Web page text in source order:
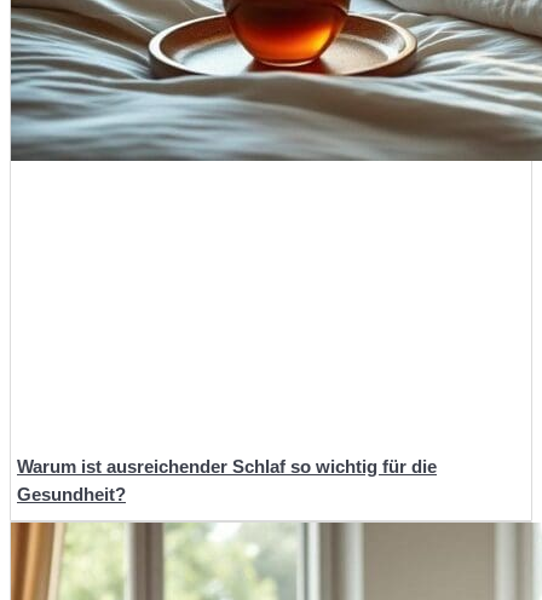
Warum ist ausreichender Schlaf so wichtig für die
Gesundheit?